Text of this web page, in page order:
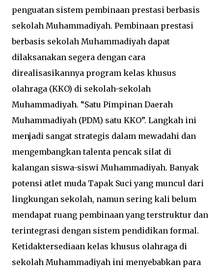
penguatan sistem pembinaan prestasi berbasis
sekolah Muhammadiyah. Pembinaan prestasi
berbasis sekolah Muhammadiyah dapat
dilaksanakan segera dengan cara
direalisasikannya program kelas khusus
olahraga (KKO) di sekolah-sekolah
Muhammadiyah. “Satu Pimpinan Daerah
Muhammadiyah (PDM) satu KKO”. Langkah ini
menjadi sangat strategis dalam mewadahi dan
mengembangkan talenta pencak silat di
kalangan siswa-siswi Muhammadiyah. Banyak
potensi atlet muda Tapak Suci yang muncul dari
lingkungan sekolah, namun sering kali belum
mendapat ruang pembinaan yang terstruktur dan
terintegrasi dengan sistem pendidikan formal.
Ketidaktersediaan kelas khusus olahraga di
sekolah Muhammadiyah ini menyebabkan para